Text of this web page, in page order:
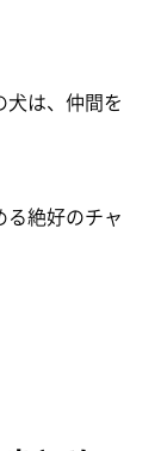
は、仲間を
絶好のチャ